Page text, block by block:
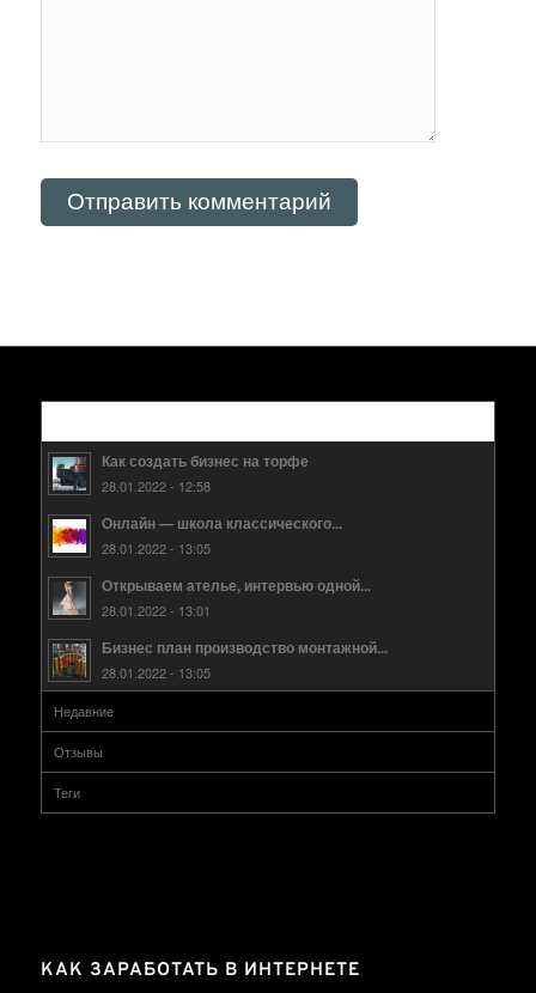
Как создать бизнес на торфе
28.01.2022 - 12:58
Онлайн — школа классического...
28.01.2022 - 13:05
Открываем ателье, интервью одной...
28.01.2022 - 13:01
Бизнес план производство монтажной...
28.01.2022 - 13:05
Недавние
Отзывы
Теги
КАК ЗАРАБОТАТЬ В ИНТЕРНЕТЕ